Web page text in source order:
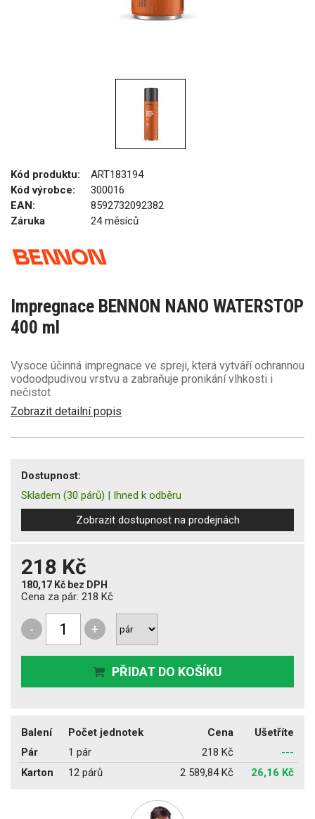
Kód produktu:
ART183194
Kód výrobce:
300016
EAN:
8592732092382
Záruka
24 měsíců
Impregnace BENNON NANO WATERSTOP
400 ml
Vysoce účinná impregnace ve spreji, která vytváří ochrannou
vodoodpudivou vrstvu a zabraňuje pronikání vlhkosti i
nečistot
Zobrazit detailní popis
Dostupnost:
Skladem (30 párů) | Ihned k odběru
Zobrazit dostupnost na prodejnách
218 Kč
180,17 Kč bez DPH
Cena za pár: 218 Kč
- +
PŘIDAT DO KOŠÍKU
Balení Počet jednotek Cena
Ušetříte
Pár
1 pár 218 Kč
---
Karton
12 párů 2 589,84 Kč 26,16 Kč